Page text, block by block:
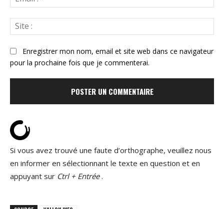
:*
:
Enregistrer mon nom, email et site web dans ce navigateur
pour la prochaine fois que je commenterai.
Si vous avez trouvé une faute d’orthographe, veuillez nous
en informer en sélectionnant le texte en question et en
appuyant sur Ctrl + Entrée.